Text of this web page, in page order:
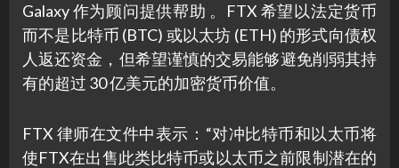
Galaxy 作为顾问提供帮助 。FTX 希望以法定货币
而不是比特币 (BTC) 或以太坊 (ETH) 的形式向债权
人返还资金，但希望谨慎的交易能够避免削弱其持
有的超过 30 亿美元的加密货币价值。
FTX 律师在文件中表示：“对冲比特币和以太币将
使FTX在出售此类比特币或以太币之前限制潜在的